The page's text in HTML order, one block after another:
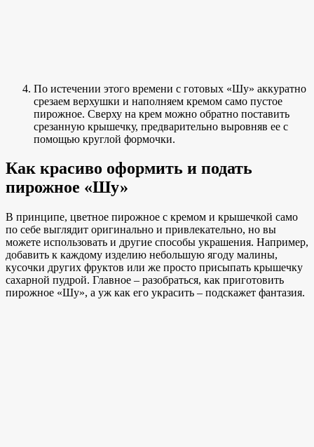
По истечении этого времени с готовых «Шу» аккуратно
срезаем верхушки и наполняем кремом само пустое
пирожное. Сверху на крем можно обратно поставить
срезанную крышечку, предварительно выровняв ее с
помощью круглой формочки.
Как красиво оформить и подать
пирожное «Шу»
В принципе, цветное пирожное с кремом и крышечкой само
по себе выглядит оригинально и привлекательно, но вы
можете использовать и другие способы украшения. Например,
добавить к каждому изделию небольшую ягоду малины,
кусочки других фруктов или же просто присыпать крышечку
сахарной пудрой. Главное – разобраться, как приготовить
пирожное «Шу», а уж как его украсить – подскажет фантазия.